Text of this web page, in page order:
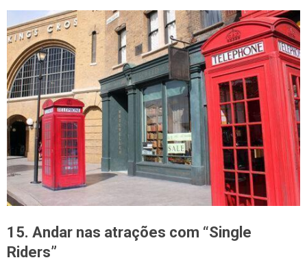
15. Andar nas atrações com “Single
Riders”